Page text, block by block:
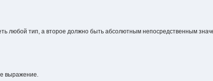
любой тип, а второе должно быть абсолютным непосредственным
выражение.